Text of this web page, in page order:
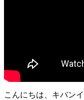
こんにちは、キバン